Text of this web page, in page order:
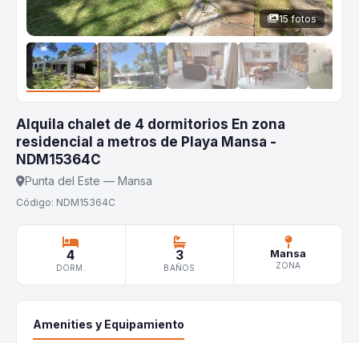
15 fotos
Alquila chalet de 4 dormitorios En zona
residencial a metros de Playa Mansa -
NDM15364C
Punta del Este — Mansa
Código: NDM15364C
4
DORM.
3
BAÑOS
Mansa
ZONA
Amenities y Equipamiento